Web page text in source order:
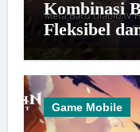
Kombinasi
Fleksibel
Game Mobile